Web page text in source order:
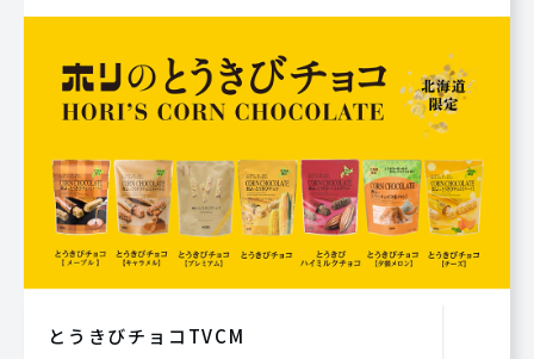
とうきびチョコTVCM